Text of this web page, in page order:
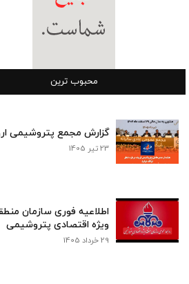
محبوب ترین
گزارش مجمع پتروشیمی
23 تیر 1405
اطلاعیه فوری سازمان
ویژه اقتصادی پتروشیمی
29 خرداد 1405